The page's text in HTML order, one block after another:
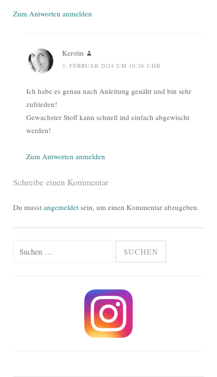
Zum Antworten anmelden
Kerstin
3. FEBRUAR 2024 UM 10:26 UHR
Ich habe es genau nach Anleitung genäht und bin sehr
zufrieden!
Gewachster Stoff kann schnell ind einfach abgewischt
werden!
Zum Antworten anmelden
Schreibe einen Kommentar
Du musst angemeldet sein, um einen Kommentar abzugeben.
Suchen